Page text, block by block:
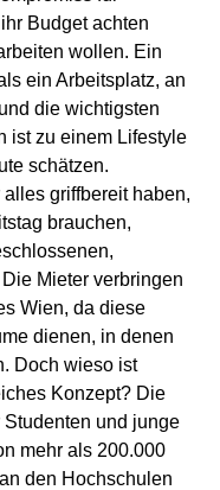
Budget achten
wollen. Ein
ein Arbeitsplatz, an
die wichtigsten
ist zu einem Lifestyle
schätzen.
griffbereit haben,
brauchen,
Mieter verbringen
Wien, da diese
dienen, in denen
Doch wieso ist
Konzept? Die
und junge
mehr als 200.000
den Hochschulen